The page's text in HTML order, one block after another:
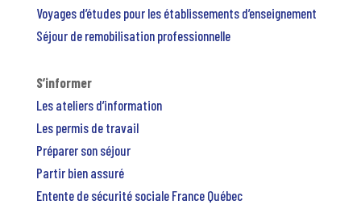
Voyages d’études pour les établissements d’enseignement
Séjour de remobilisation professionnelle
S’informer
Les ateliers d’information
Les permis de travail
Préparer son séjour
Partir bien assuré
Entente de sécurité sociale France Québec